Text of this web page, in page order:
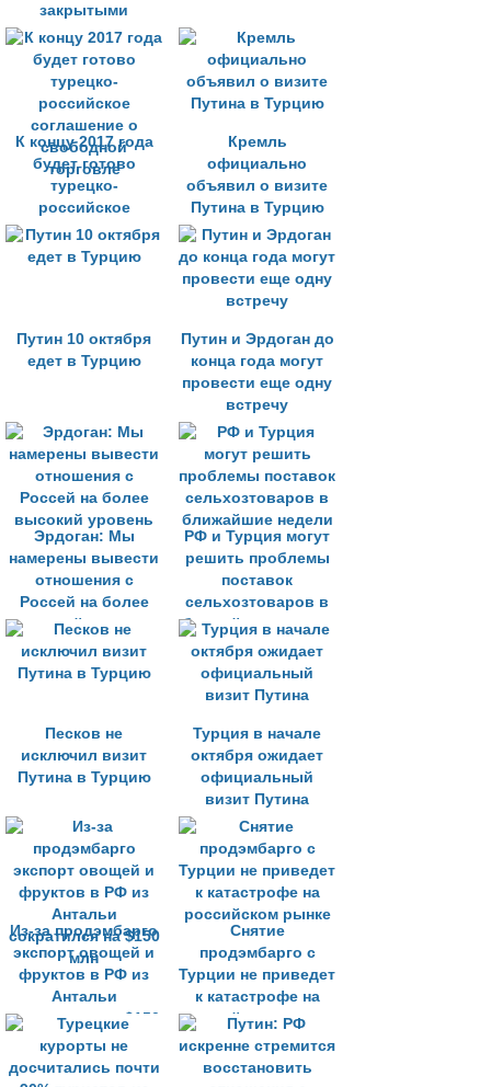
закрытыми
дверями
К концу 2017 года
будет готово
турецко-
российское
соглашение о
свободной
Кремль
официально
объявил о визите
Путина в Турцию
Путин 10 октября
едет в Турцию
Путин и Эрдоган до
конца года могут
провести еще одну
встречу
Эрдоган: Мы
намерены вывести
отношения с
Россей на более
высокий уровень
РФ и Турция могут
решить проблемы
поставок
сельхозтоваров в
ближайшие недели
Песков не
исключил визит
Путина в Турцию
Турция в начале
октября ожидает
официальный
визит Путина
Из-за продэмбарго
экспорт овощей и
фруктов в РФ из
Антальи
сократился на $150
млн
Снятие
продэмбарго с
Турции не приведет
к катастрофе на
российском рынке